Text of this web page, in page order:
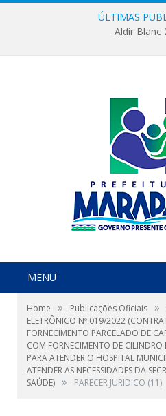
ÚLTIMAS
Aldir Blanc
MENU
Home » Publicações Oficiais »
ELETRÔNICO Nº 019/2022
FORNECIMENTO PARCELADO DE
COM FORNECIMENTO DE
PARA ATENDER O HOSPITAL
ATENDER AS NECESSIDADES DA
SAÚDE) » PARECER JURIDICO (11)